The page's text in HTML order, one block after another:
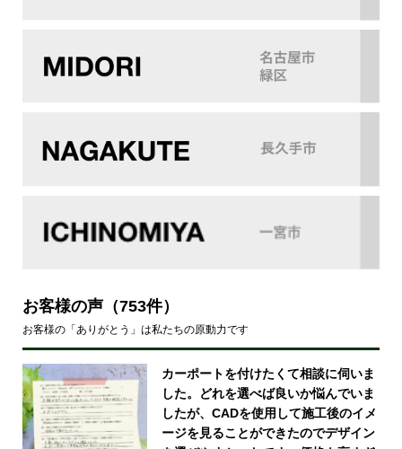
お客様の声（753件）
お客様の「ありがとう」は私たちの原動力です
カーポートを付けたくて相談に伺いま
した。どれを選べば良いか悩んでいま
したが、CADを使用して施工後のイメ
ージを見ることができたのでデザイン